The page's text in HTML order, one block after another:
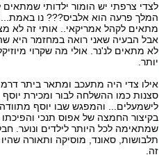
לצדי צרפתי יש הומור ילדותי שמתאים
המלך פרעה הוא אלביס??? נו באמת...
מתאים לקהל אמריקאי.. אותי זה לא
אבל הבעיה שאני רואה במחזמר היא
לא מתאים לנ'נר. אולי מה שקרוי
יותר.
אילו צדי היה מתעכב ומתאר ביתר
סצנות כמו ההשלחה לבור ומכירת יוסף
לישמעלים... והמפגש שבו יוסף מתוודה
בקיצור החמצה של אפוס תנכי
שמתאימה לכל היותר לילדים ונוער.
תלבושות, סאונד, מוסיקה ותאורה
זה.